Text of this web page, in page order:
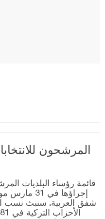
قائمة رؤساء البلديات
إجراؤها
شفق العربية. سنبث نسب